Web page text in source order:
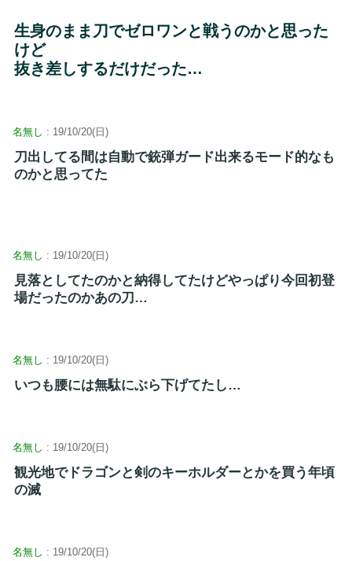
生身のまま刀でゼロワンと戦うのかと思った
けど
抜き差しするだけだった…
名無し : 19/10/20(日)
刀出してる間は自動で銃弾ガード出来るモード的なも
のかと思ってた
名無し : 19/10/20(日)
見落としてたのかと納得してたけどやっぱり今回初登
場だったのかあの刀…
名無し : 19/10/20(日)
いつも腰には無駄にぶら下げてたし…
名無し : 19/10/20(日)
観光地でドラゴンと剣のキーホルダーとかを買う年頃
の滅
名無し : 19/10/20(日)